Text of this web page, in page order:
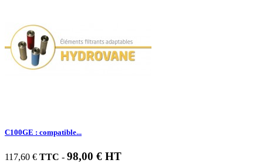
C100GE : compatible...
117,60 € TTC - 98,00 € HT